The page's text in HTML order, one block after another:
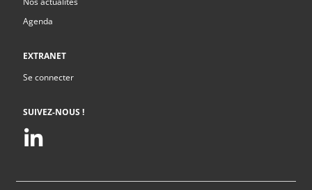
Agenda
EXTRANET
Se connecter
SUIVEZ-NOUS !